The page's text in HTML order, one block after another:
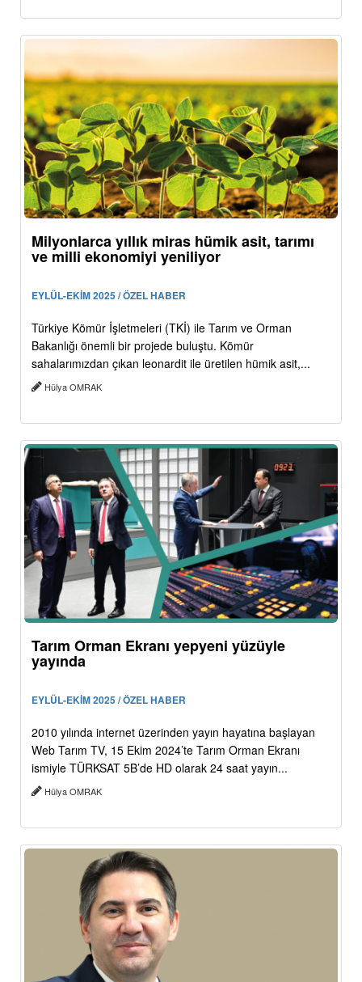
Milyonlarca yıllık miras hümik asit, tarımı
ve milli ekonomiyi yeniliyor
EYLÜL-EKİM 2025 / ÖZEL HABER
Türkiye Kömür İşletmeleri (TKİ) ile Tarım ve Orman
Bakanlığı önemli bir projede buluştu. Kömür
sahalarımızdan çıkan leonardit ile üretilen hümik asit,...
Hülya OMRAK
Tarım Orman Ekranı yepyeni yüzüyle
yayında
EYLÜL-EKİM 2025 / ÖZEL HABER
2010 yılında internet üzerinden yayın hayatına başlayan
Web Tarım TV, 15 Ekim 2024’te Tarım Orman Ekranı
ismiyle TÜRKSAT 5B’de HD olarak 24 saat yayın...
Hülya OMRAK